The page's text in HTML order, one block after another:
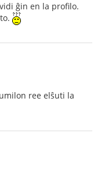
ĝin en la profilo.
ree elŝuti la